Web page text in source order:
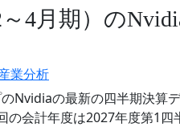
～4月期）の
業分析
Nvidiaの最新の四半期決算
の会計年度は2027年度第1